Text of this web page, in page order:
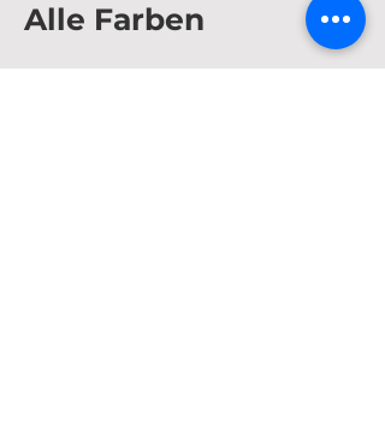
Alle Farben